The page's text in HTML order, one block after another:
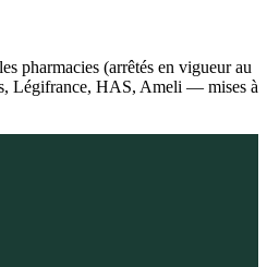
pharmacies (arrêtés en vigueur au
Légifrance, HAS, Ameli — mises à